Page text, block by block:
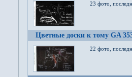
23 фото,
Цветные доски к тому GA
22 фото,